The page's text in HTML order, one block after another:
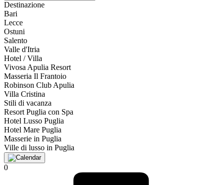
Destinazione
Bari
Lecce
Ostuni
Salento
Valle d'Itria
Hotel / Villa
Vivosa Apulia Resort
Masseria Il Frantoio
Robinson Club Apulia
Villa Cristina
Stili di vacanza
Resort Puglia con Spa
Hotel Lusso Puglia
Hotel Mare Puglia
Masserie in Puglia
Ville di lusso in Puglia
0